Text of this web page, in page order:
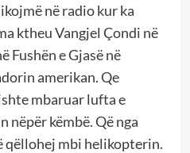
në radio kur ka
ktheu Vangjel Çondi në
Fushën e Gjasë në
amerikan. Qe
mbaruar lufta e
nëpër këmbë. Që nga
qëllohej mbi helikopterin.